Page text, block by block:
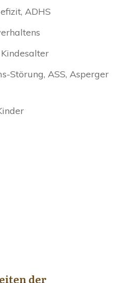
ADHS
Störung, ASS, Asperger
der